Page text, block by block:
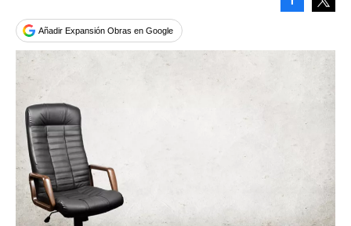
Añadir Expansión Obras en Google